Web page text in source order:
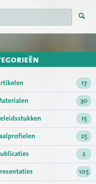
17
30
15
25
2
105